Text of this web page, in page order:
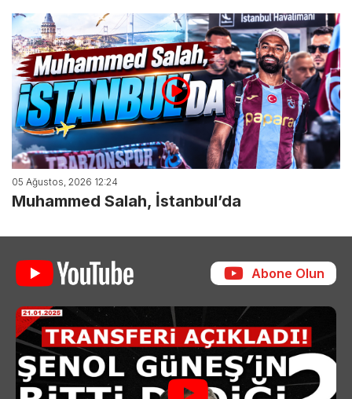
05 Ağustos, 2026 12:24
Muhammed Salah, İstanbul’da
Abone Olun